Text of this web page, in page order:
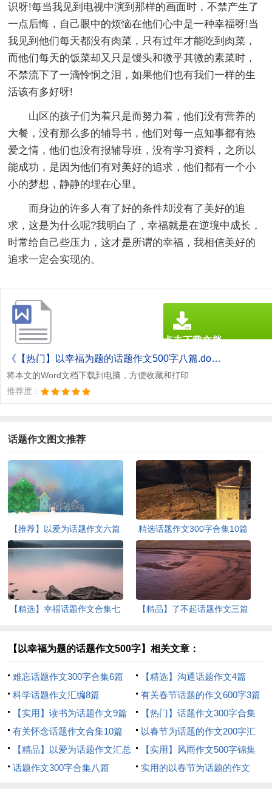
识呀!每当我见到电视中演到那样的画面时，不禁产生了
一点后悔，自己眼中的烦恼在他们心中是一种幸福呀!当
我见到他们每天都没有肉菜，只有过年才能吃到肉菜，
而他们每天的饭菜却又只是馒头和微乎其微的素菜时，
不禁流下了一滴怜悯之泪，如果他们也有我们一样的生
活该有多好呀!
山区的孩子们为着只是而努力着，他们没有营养的
大餐，没有那么多的辅导书，他们对每一点知事都有热
爱之情，他们也没有报辅导班，没有学习资料，之所以
能成功，是因为他们有对美好的追求，他们都有一个小
小的梦想，静静的埋在心里。
而身边的许多人有了好的条件却没有了美好的追
求，这是为什么呢?我明白了，幸福就是在逆境中成长，
时常给自己些压力，这才是所谓的幸福，我相信美好的
追求一定会实现的。
《【热门】以幸福为题的话题作文500字八篇.doc》
将本文的Word文档下载到电脑，方便收藏和打印
推荐度：
点击下载文档
文档为doc格式
话题作文图文推荐
【推荐】以爱为话题作文六篇 精选话题作文300字合集10篇
【精选】幸福话题作文合集七
【精品】了不起话题作文三篇
【以幸福为题的话题作文500字】相关文章：
难忘话题作文300字合集6篇
【精选】沟通话题作文4篇
科学话题作文汇编8篇
有关春节话题的作文600字3篇
【实用】读书为话题作文9篇
【热门】话题作文300字合集
五篇
有关怀念话题作文合集10篇
以春节为话题的作文200字汇
总五篇
【精品】以爱为话题作文汇总
6篇
【实用】风雨作文500字锦集
七篇
话题作文300字合集八篇
实用的以春节为话题的作文